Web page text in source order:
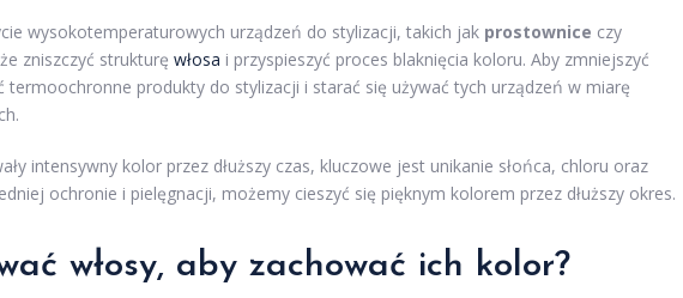
wysokotemperaturowych urządzeń do stylizacji, takich jak prostownice czy
zniszczyć strukturę włosa i przyspieszyć proces blaknięcia koloru. Aby zmniejszyć
produkty do stylizacji i starać się używać tych urządzeń w miarę
intensywny kolor przez dłuższy czas, kluczowe jest unikanie słońca, chloru oraz
ochronie i pielęgnacji, możemy cieszyć się pięknym kolorem przez dłuższy okres.
włosy, aby zachować ich kolor?